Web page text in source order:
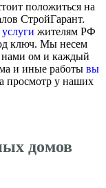
положиться на
СтройГарант.
жителям РФ
ключ. Мы несем
нами ом и каждый
и иные работы вы
просмотр у наших
домов